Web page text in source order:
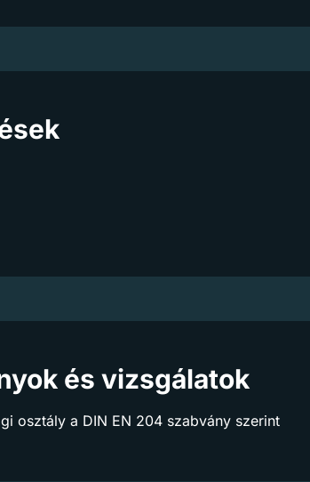
és vizsgálatok
osztály a DIN EN 204 szabvány szerint